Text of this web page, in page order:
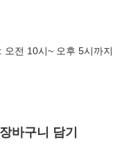
오전 10시~ 오후 5시까지
장바구니 담기